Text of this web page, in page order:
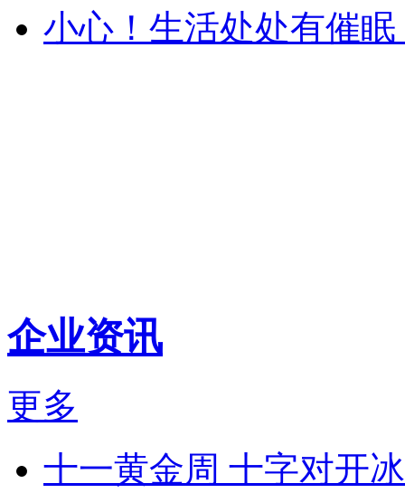
小心！生活处处有催眠
企业资讯
更多
十一黄金周 十字对开